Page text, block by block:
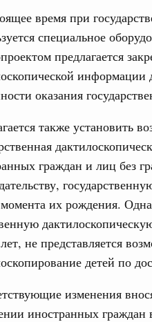
время при
специальное
предлагается
информации
оказания
также установить
граждан и лиц без
их рождения.
не представляется
детей по
изменения
иностранных
года №4112-р
работы
Проблема
Председателя
России принял участие в
Совета Федерации
22 февраля 2022, вторник
безопасность.
Ответственность
угля в портах